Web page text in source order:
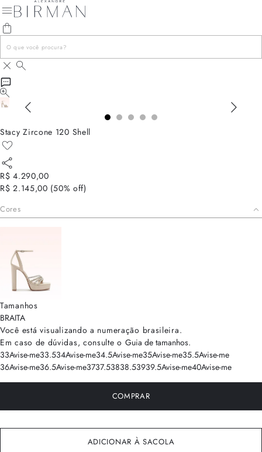
Stacy Zircone 120 Shell
R$ 4.290,00
R$ 2.145,00 (50% off)
Cores
Tamanhos
BRAITA
Você está visualizando a numeração brasileira.
Em caso de dúvidas, consulte o Guia de tamanhos.
33Avise-me33.534Avise-me34.5Avise-me35Avise-me35.5Avise-me
36Avise-me36.5Avise-me3737.53838.53939.5Avise-me40Avise-me
COMPRAR
ADICIONAR À SACOLA